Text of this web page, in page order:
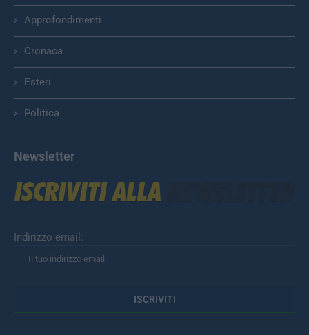
Approfondimenti
Cronaca
Esteri
Politica
Newsletter
Indirizzo email: